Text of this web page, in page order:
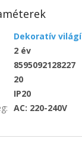
Dekoratív
2 év
8595092128227
20
IP20
: AC: 220-240V